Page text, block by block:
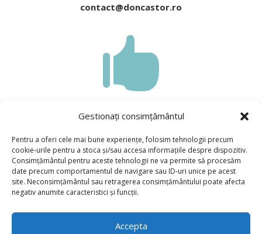
Gestionați consimțământul
Pentru a oferi cele mai bune experiențe, folosim tehnologii precum
cookie-urile pentru a stoca și/sau accesa informațiile despre dispozitiv.
Consimțământul pentru aceste tehnologii ne va permite să procesăm
date precum comportamentul de navigare sau ID-uri unice pe acest
site. Neconsimțământul sau retragerea consimțământului poate afecta
negativ anumite caracteristici și funcții.
Accepta
contact@doncastor.ro

Politica de Confidențialitate